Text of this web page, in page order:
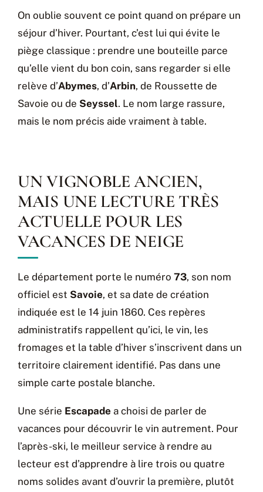
On oublie souvent ce point quand on prépare un
séjour d’hiver. Pourtant, c’est lui qui évite le
piège classique : prendre une bouteille parce
qu’elle vient du bon coin, sans regarder si elle
relève d’Abymes, d’Arbin, de Roussette de
Savoie ou de Seyssel. Le nom large rassure,
mais le nom précis aide vraiment à table.
UN VIGNOBLE ANCIEN,
MAIS UNE LECTURE TRÈS
ACTUELLE POUR LES
VACANCES DE NEIGE
Le département porte le numéro 73, son nom
officiel est Savoie, et sa date de création
indiquée est le 14 juin 1860. Ces repères
administratifs rappellent qu’ici, le vin, les
fromages et la table d’hiver s’inscrivent dans un
territoire clairement identifié. Pas dans une
simple carte postale blanche.
Une série Escapade a choisi de parler de
vacances pour découvrir le vin autrement. Pour
l’après-ski, le meilleur service à rendre au
lecteur est d’apprendre à lire trois ou quatre
noms solides avant d’ouvrir la première, plutôt